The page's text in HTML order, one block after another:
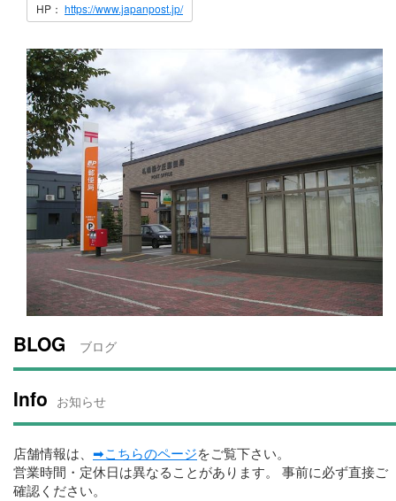
HP： https://www.japanpost.jp/
BLOG ブログ
Info お知らせ
店舗情報は、 ➡こちらのページをご覧下さい。
営業時間・定休日は異なることがあります。 事前に必ず直接ご
確認ください。